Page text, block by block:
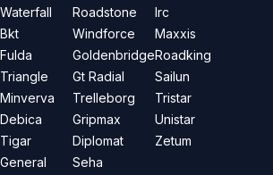
Waterfall
Bkt
Fulda
Triangle
Minverva
Debica
Tigar
General
Roadstone
Windforce
Goldenbridge
Gt Radial
Trelleborg
Gripmax
Diplomat
Seha
Irc
Maxxis
Roadking
Sailun
Tristar
Unistar
Zetum